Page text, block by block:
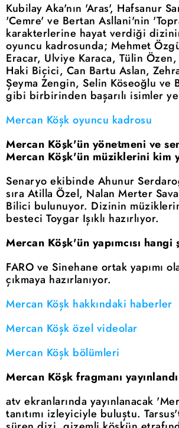
Kubilay Aka'nın 'Aras', Hafsanur
'Cemre' ve Bertan Asllani'nin
karakterlerine hayat verdiği
oyuncu kadrosunda; Mehmet
Eracar, Ulviye Karaca, Tülin
Haki Biçici, Can Bartu Aslan,
Şeyma Zengin, Selin Köseoğlu ve
gibi birbirinden başarılı isimler
Mercan Köşk oyuncu kadrosu
Mercan Köşk'ün yönetmeni ve
Mercan Köşk'ün müziklerini kim
Senaryo ekibinde Ahunur
sıra Atilla Özel, Nalan Merter
Bilici bulunuyor. Dizinin
besteci Toygar Işıklı hazırlıyor.
Mercan Köşk'ün yapımcısı
FARO ve Sinehane ortak yapımı
çıkmaya hazırlanıyor.
Mercan Köşk hakkındaki haberler
Mercan Köşk özel videolar
Mercan Köşk bölümleri
Mercan Köşk fragmanı
atv ekranlarında yayınlanacak
tanıtımı izleyiciyle buluştu.